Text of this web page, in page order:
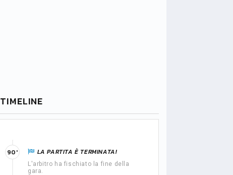
TIMELINE
LA PARTITA È TERMINATA!
L'arbitro ha fischiato la fine della
gara.
90'